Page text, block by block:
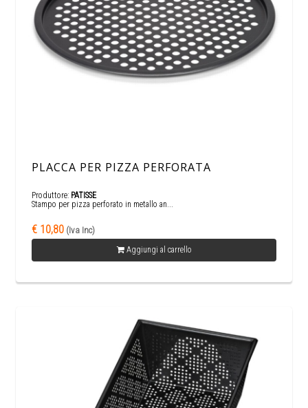
PLACCA PER PIZZA PERFORATA
Produttore: PATISSE
Stampo per pizza perforato in metallo an...
€ 10,80 (Iva Inc)
Aggiungi al carrello